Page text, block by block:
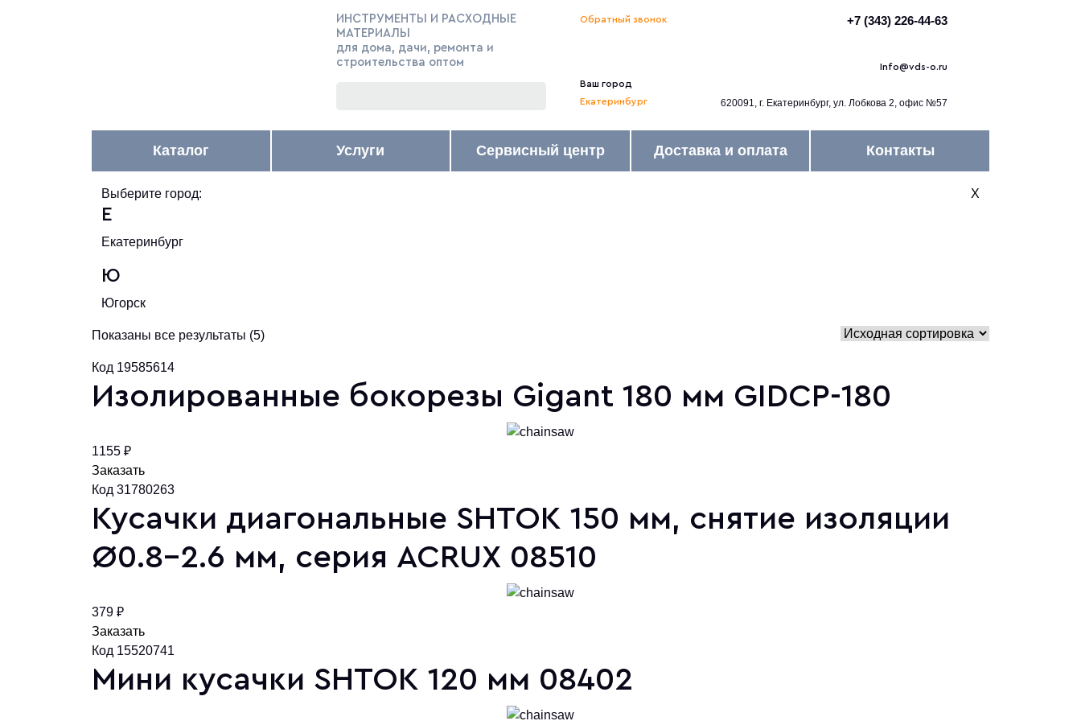
ИНСТРУМЕНТЫ И РАСХОДНЫЕ
МАТЕРИАЛЫ
для дома, дачи, ремонта и
строительства оптом
Обратный звонок
Ваш город
Екатеринбург
+7 (343) 226-44-63
Info@vds-o.ru
620091, г. Екатеринбург, ул. Лобкова 2, офис №57
Каталог Услуги Сервисный центр Доставка и оплата Контакты
Выберите город: X
Е
Екатеринбург
Ю
Югорск
Показаны все результаты (5)
Код 19585614
Изолированные бокорезы Gigant 180 мм GIDCP-180
1155 ₽
Заказать
Код 31780263
Кусачки диагональные SHTOK 150 мм, снятие изоляции
Ø0.8-2.6 мм, серия ACRUX 08510
379 ₽
Заказать
Код 15520741
Мини кусачки SHTOK 120 мм 08402